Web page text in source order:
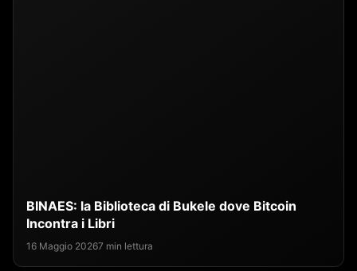
BINAES: la Biblioteca di Bukele dove Bitcoin
Incontra i Libri
16 Maggio 20267 min lettura